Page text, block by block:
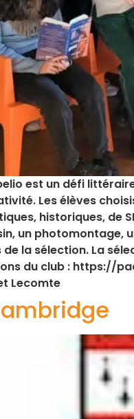
est un défi
Les élèves
historiques, de
un photomontage,
de la sélection. La
du club :
Lecomte